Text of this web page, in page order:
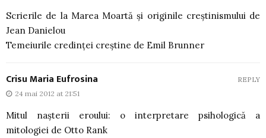
Scrierile de la Marea Moartă și originile creștinismului de
Jean Danielou
Temeiurile credinței creștine de Emil Brunner
Crisu Maria Eufrosina
24 mai 2012 at 21:51
Mitul naşterii eroului: o interpretare psihologică a
mitologiei de Otto Rank
REPLY